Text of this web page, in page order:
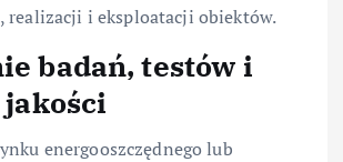
realizacji i eksploatacji obiektów.
badań, testów i
energooszczędnego lub